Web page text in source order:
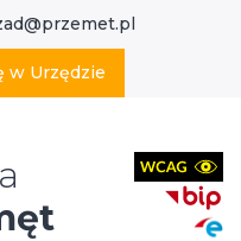
w Urzędzie